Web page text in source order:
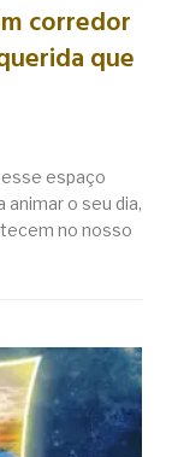
corredor
que
espaço
o seu dia,
no nosso